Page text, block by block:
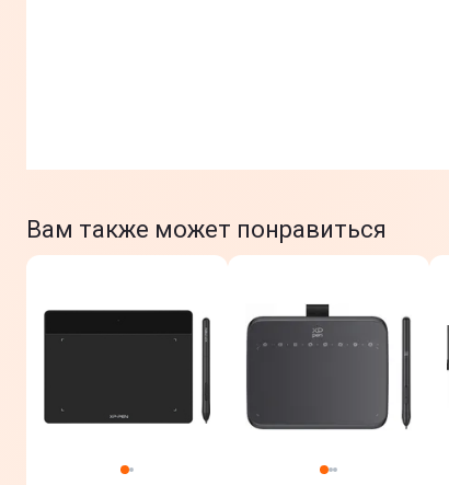
Вам также может понравиться